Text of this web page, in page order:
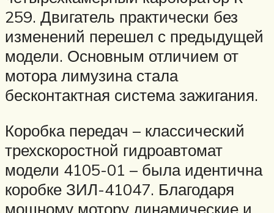
259. Двигатель практически без
изменений перешел с предыдущей
модели. Основным отличием от
мотора лимузина стала
бесконтактная система зажигания.
Коробка передач – классический
трехскоростной гидроавтомат
модели 4105-01 – была идентична
коробке ЗИЛ-41047. Благодаря
мощному мотору динамические и